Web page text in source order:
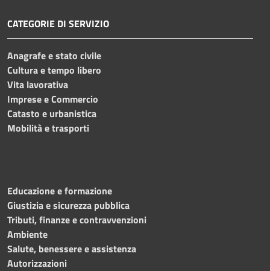
CATEGORIE DI SERVIZIO
Anagrafe e stato civile
Cultura e tempo libero
Vita lavorativa
Imprese e Commercio
Catasto e urbanistica
Mobilità e trasporti
Educazione e formazione
Giustizia e sicurezza pubblica
Tributi, finanze e contravvenzioni
Ambiente
Salute, benessere e assistenza
Autorizzazioni